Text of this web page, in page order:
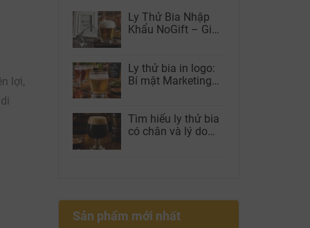
lợi,
Ly Thử Bia Nhập
Khẩu NoGift – Giải
Dùng
Ly thử bia in logo:
Bí mật Marketing
Check-in và giữ
chân khách hàng
Tìm hiểu ly thử bia
có chân và lý do
Sản phẩm mới nhất